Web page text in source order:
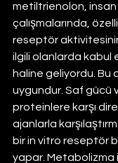
metiltrienolon, insan
çalışmalarında,
reseptör aktivitesinin
ilgili olanlarda kabul
haline geliyordu. Bu
uygundur. Saf gücü
proteinlere karşı
ajanlarla
bir in vitro reseptör
yapar. Metabolizma